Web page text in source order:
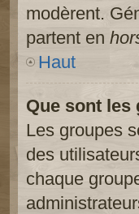
modèrent.
partent en
Haut
Que sont les
Les groupes
des
chaque